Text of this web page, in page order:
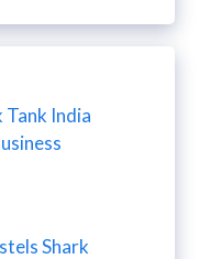
Tank India
Shark